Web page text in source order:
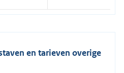
en tarieven overige